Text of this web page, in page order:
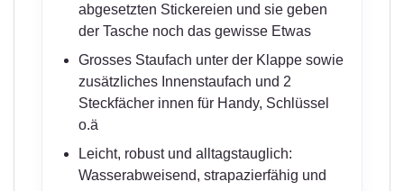
abgesetzten Stickereien und sie geben
der Tasche noch das gewisse Etwas
Grosses Staufach unter der Klappe sowie
zusätzliches Innenstaufach und 2
Steckfächer innen für Handy, Schlüssel
o.ä
Leicht, robust und alltagstauglich:
Wasserabweisend, strapazierfähig und